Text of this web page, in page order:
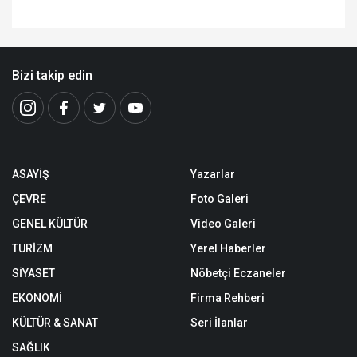
Bizi takip edin
ASAYİŞ
ÇEVRE
GENEL KÜLTÜR
TURİZM
SİYASET
EKONOMİ
KÜLTÜR & SANAT
SAĞLIK
Yazarlar
Foto Galeri
Video Galeri
Yerel Haberler
Nöbetçi Eczaneler
Firma Rehberi
Seri İlanlar